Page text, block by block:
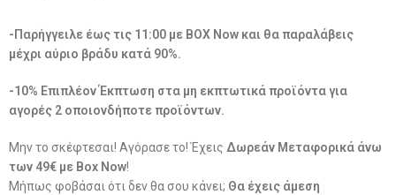
-Παρήγγειλε έως τις 11:00 με BOX Now και θα παραλάβεις
μέχρι αύριο βράδυ κατά 90%.
-10% Επιπλέον Έκπτωση στα μη εκπτωτικά προϊόντα για
αγορές 2 οποιονδήποτε προϊόντων.
Μην το σκέφτεσαι! Αγόρασε το! Έχεις Δωρεάν Μεταφορικά άνω
των 49€ με Box Now!
Μήπως φοβάσαι ότι δεν θα σου κάνει; Θα έχεις άμεση